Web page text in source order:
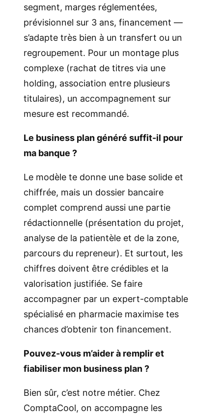
segment, marges réglementées,
prévisionnel sur 3 ans, financement —
s’adapte très bien à un transfert ou un
regroupement. Pour un montage plus
complexe (rachat de titres via une
holding, association entre plusieurs
titulaires), un accompagnement sur
mesure est recommandé.
Le business plan généré suffit-il pour
ma banque ?
Le modèle te donne une base solide et
chiffrée, mais un dossier bancaire
complet comprend aussi une partie
rédactionnelle (présentation du projet,
analyse de la patientèle et de la zone,
parcours du repreneur). Et surtout, les
chiffres doivent être crédibles et la
valorisation justifiée. Se faire
accompagner par un expert-comptable
spécialisé en pharmacie maximise tes
chances d’obtenir ton financement.
Pouvez-vous m’aider à remplir et
fiabiliser mon business plan ?
Bien sûr, c’est notre métier. Chez
ComptaCool, on accompagne les